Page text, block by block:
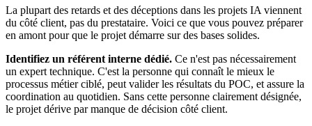
La plupart des retards et des déceptions dans les projets IA viennent
du côté client, pas du prestataire. Voici ce que vous pouvez préparer
en amont pour que le projet démarre sur des bases solides.
Identifiez un référent interne dédié. Ce n'est pas nécessairement
un expert technique. C'est la personne qui connaît le mieux le
processus métier ciblé, peut valider les résultats du POC, et assure la
coordination au quotidien. Sans cette personne clairement désignée,
le projet dérive par manque de décision côté client.